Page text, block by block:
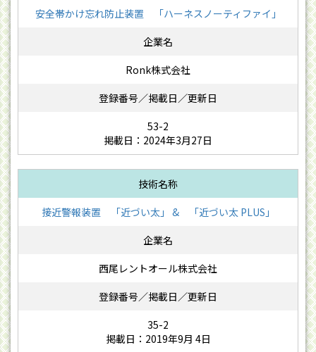
安全帯かけ忘れ防止装置 「ハーネスノーティファイ」
Ronk株式会社
53-2
掲載日：2024年3月27日
接近警報装置 「近づい太」 & 「近づい太 PLUS」
西尾レントオール株式会社
35-2
掲載日：2019年9月 4日